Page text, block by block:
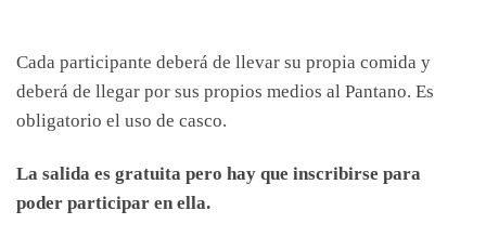
Cada participante deberá de llevar su propia comida y
deberá de llegar por sus propios medios al Pantano. Es
obligatorio el uso de casco.
La salida es gratuita pero hay que inscribirse para
poder participar en ella.